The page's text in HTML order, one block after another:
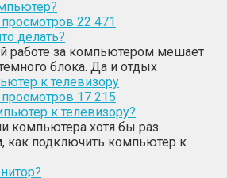
просмотров 22 471
делать?
работе за компьютером мешает
блока. Да и отдых
просмотров 17 215
к телевизору?
компьютера хотя бы раз
как подключить компьютер к